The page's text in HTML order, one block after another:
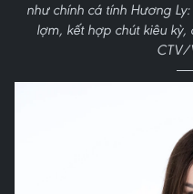
như chính cá tính Hương
lợm, kết hợp chút kiêu
CTV/